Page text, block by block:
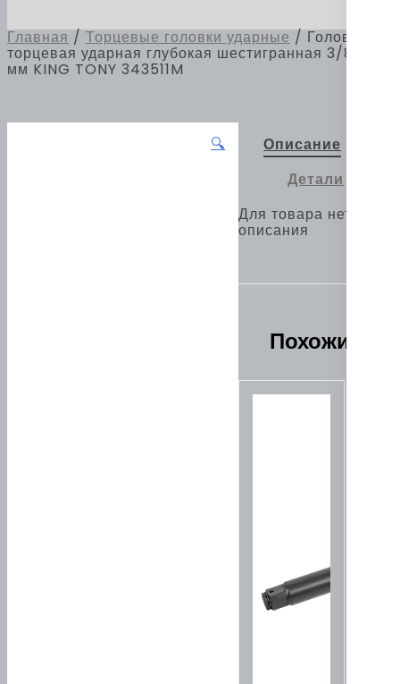
Главная / Торцевые головки ударные / Головка
торцевая ударная глубокая шестигранная 3/8", 11
мм KING TONY 343511M
🔍
Описание
Детали
Для товара нет
описания
Похожие